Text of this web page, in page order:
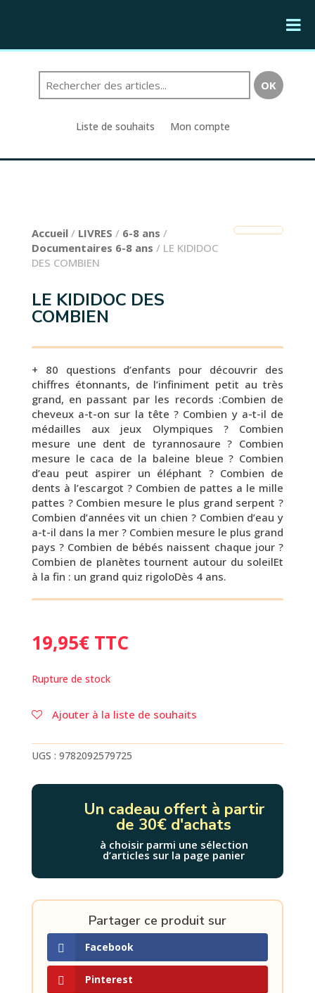
Liste de souhaits Mon compte
Accueil/ LIVRES / 6-8 ans /
Documentaires 6-8 ans / LE KIDIDOC
DES COMBIEN
LE KIDIDOC DES
COMBIEN
+ 80 questions d’enfants pour découvrir des
chiffres étonnants, de l’infiniment petit au très
grand, en passant par les records :Combien de
cheveux a-t-on sur la tête ? Combien y a-t-il de
médailles aux jeux Olympiques ? Combien
mesure une dent de tyrannosaure ? Combien
mesure le caca de la baleine bleue ? Combien
d’eau peut aspirer un éléphant ? Combien de
dents à l’escargot ? Combien de pattes a le mille
pattes ? Combien mesure le plus grand serpent ?
Combien d’années vit un chien ? Combien d’eau y
a-t-il dans la mer ? Combien mesure le plus grand
pays ? Combien de bébés naissent chaque jour ?
Combien de planètes tournent autour du soleilEt
à la fin : un grand quiz rigoloDès 4 ans.
19,95€ TTC
Rupture de stock
Ajouter à la liste de souhaits
UGS : 9782092579725
Un cadeau offert à partir
de 30€ d'achats
à choisir parmi une sélection
d’articles sur la page panier
Partager ce produit sur
Facebook
Pinterest